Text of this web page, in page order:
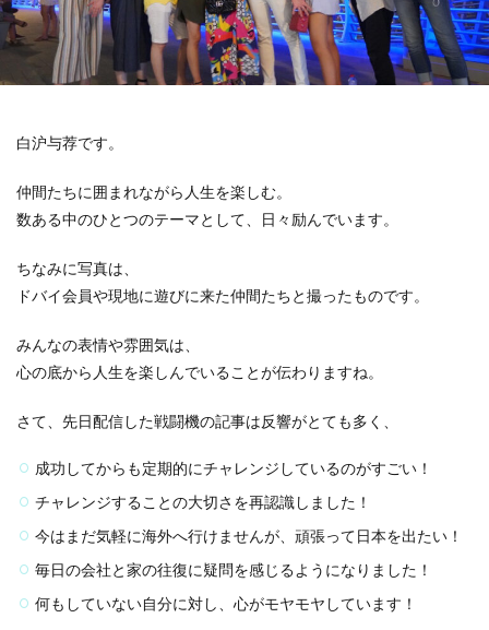
白沪与荐です。
仲間たちに囲まれながら人生を楽しむ。
数ある中のひとつのテーマとして、日々励んでいます。
ちなみに写真は、
ドバイ会員や現地に遊びに来た仲間たちと撮ったものです。
みんなの表情や雰囲気は、
心の底から人生を楽しんでいることが伝わりますね。
さて、先日配信した戦闘機の記事は反響がとても多く、
成功してからも定期的にチャレンジしているのがすごい！
チャレンジすることの大切さを再認識しました！
今はまだ気軽に海外へ行けませんが、頑張って日本を出たい！
毎日の会社と家の往復に疑問を感じるようになりました！
何もしていない自分に対し、心がモヤモヤしています！